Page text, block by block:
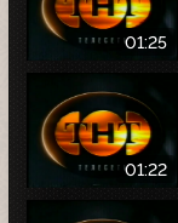
01:25
01:22